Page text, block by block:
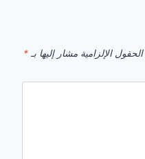
الحقول الإلزامية مشار إليها بـ *